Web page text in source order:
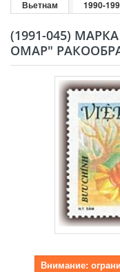
Вьетнам
1990-
(1991-045)
ОМАР"
Внимание: